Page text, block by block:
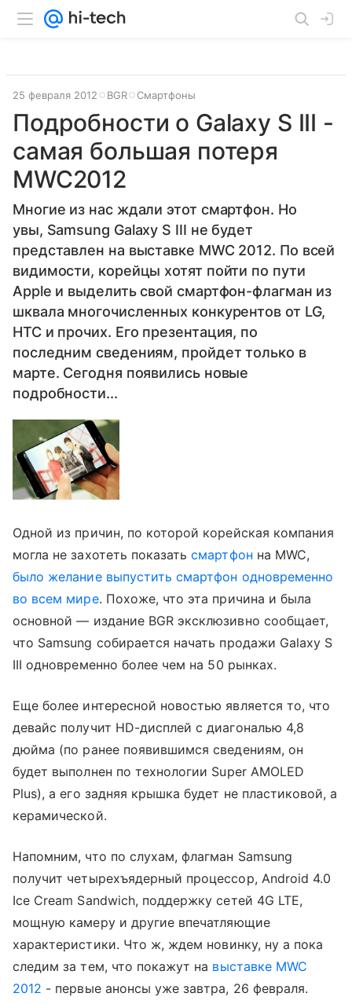
25 февраля 2012 BGR Смартфоны
Подробности о Galaxy S III -
самая большая потеря
MWC2012
Многие из нас ждали этот смартфон. Но
увы, Samsung Galaxy S III не будет
представлен на выставке MWC 2012. По всей
видимости, корейцы хотят пойти по пути
Apple и выделить свой смартфон-флагман из
шквала многочисленных конкурентов от LG,
HTC и прочих. Его презентация, по
последним сведениям, пройдет только в
марте. Сегодня появились новые
подробности...
Одной из причин, по которой корейская компания
могла не захотеть показатьсмартфон на MWC,
было желание выпустить смартфон одновременно
во всем мире. Похоже, что эта причина и была
основной — издание BGR эксклюзивно сообщает,
что Samsung собирается начать продажи Galaxy S
III одновременно более чем на 50 рынках.
Еще более интересной новостью является то, что
девайс получит HD-дисплей с диагональю 4,8
дюйма (по ранее появившимся сведениям, он
будет выполнен по технологии Super AMOLED
Plus), а его задняя крышка будет не пластиковой, а
керамической.
Напомним, что по слухам, флагман Samsung
получит четырехъядерный процессор, Android 4.0
Ice Cream Sandwich, поддержку сетей 4G LTE,
мощную камеру и другие впечатляющие
характеристики. Что ж, ждем новинку, ну а пока
следим за тем, что покажут на выставке MWC
2012 - первые анонсы уже завтра, 26 февраля.